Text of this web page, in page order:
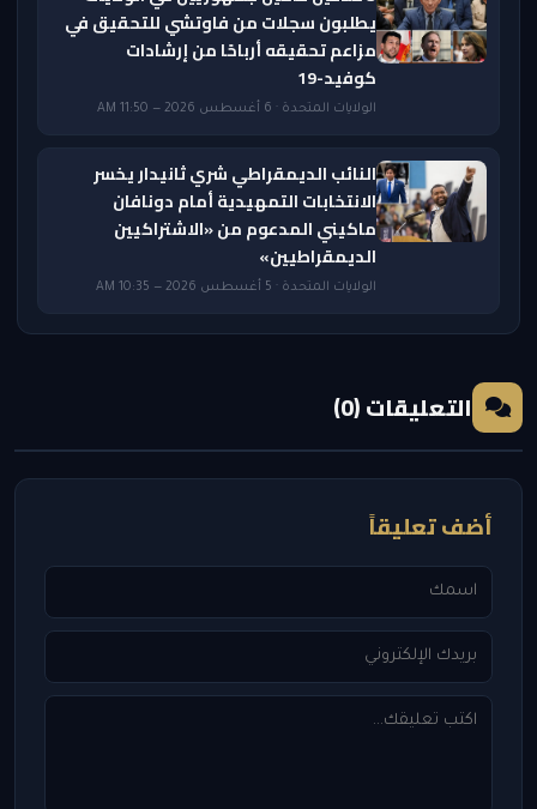
يطلبون سجلات من فاوتشي للتحقيق في
مزاعم تحقيقه أرباحًا من إرشادات
كوفيد-19
الولايات المتحدة · 6 أغسطس 2026 — 11:50 AM
النائب الديمقراطي شري ثانيدار يخسر
الانتخابات التمهيدية أمام دونافان
ماكيني المدعوم من «الاشتراكيين
الديمقراطيين»
الولايات المتحدة · 5 أغسطس 2026 — 10:35 AM
التعليقات (0)
أضف تعليقاً